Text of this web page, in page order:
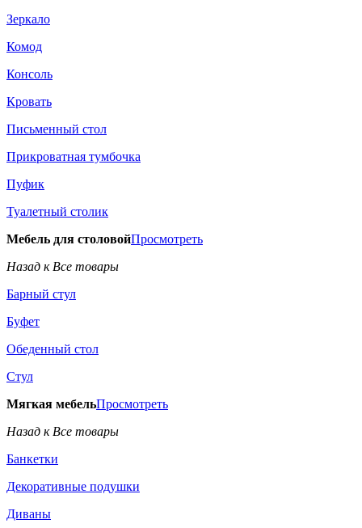
Зеркало
Комод
Консоль
Кровать
Письменный стол
Прикроватная тумбочка
Пуфик
Туалетный столик
Мебель для столовойПросмотреть
Назад к Все товары
Барный стул
Буфет
Обеденный стол
Стул
Мягкая мебельПросмотреть
Назад к Все товары
Банкетки
Декоративные подушки
Диваны